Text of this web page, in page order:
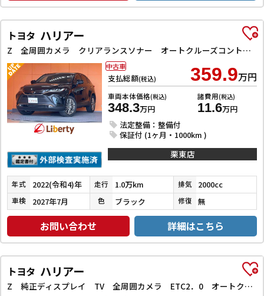
トヨタ ハリアー
Z 全周囲カメラ クリアランスソナー オートクルーズコントロール レーンアシスト 衝突被害軽減システム ナビ TV LEDヘッドランプ 電動リアゲート アルミホイール スマートキー 電動格納ミラー CVT
支払総額(税込) 359.9万円
車両本体価格(税込)
348.3万円
諸費用(税込)
11.6万円
法定整備：整備付
保証付 (1ヶ月・1000km )
中古車
栗東店
年式 2022(令和4)年 走行 1.0万km 排気 2000cc
車検 2027年7月 色 ブラック 修復 無
お問い合わせ 詳細はこちら
トヨタ ハリアー
Z 純正ディスプレイ TV 全周囲カメラ ETC2．0 オートクルーズコントロール レーンアシスト パワーシート 衝突被害軽減システム オートマチックハイビーム LEDヘッドランプ 電動リアゲート